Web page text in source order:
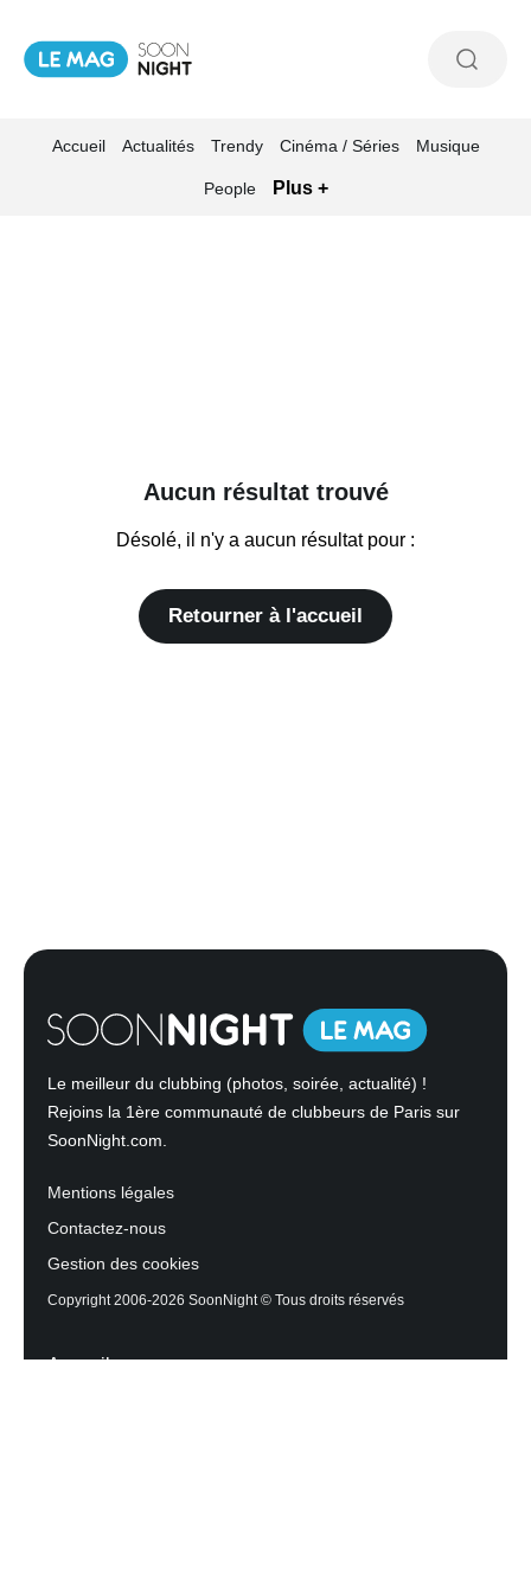
Accueil Actualités Trendy Cinéma / Séries Musique
People Plus +
Aucun résultat trouvé
Désolé, il n'y a aucun résultat pour :
Retourner à l'accueil
Le meilleur du clubbing (photos, soirée, actualité) !
Rejoins la 1ère communauté de clubbeurs de Paris sur
SoonNight.com.
Mentions légales
Contactez-nous
Gestion des cookies
Copyright 2006-2026 SoonNight © Tous droits réservés
Accueil